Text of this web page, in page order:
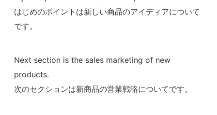
はじめのポイントは新しい商品のアイディアについて
です。
Next section is the sales marketing of new
products.
次のセクションは新商品の営業戦略についてです。